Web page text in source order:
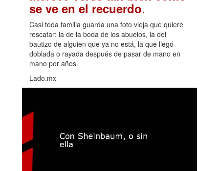
se ve en el recuerdo.
Casi toda familia guarda una foto vieja que quiere
rescatar: la de la boda de los abuelos, la del
bautizo de alguien que ya no está, la que llegó
doblada o rayada después de pasar de mano en
mano por años.
Lado.mx